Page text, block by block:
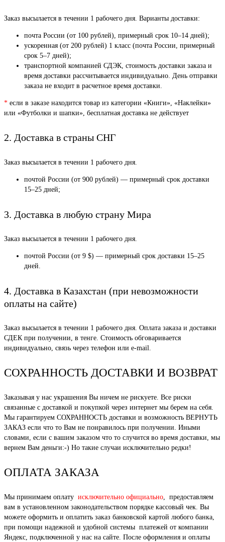
Заказ высылается в течении 1 рабочего дня. Варианты доставки:
почта России (от 100 рублей), примерный срок 10–14 дней);
ускоренная (от 200 рублей) 1 класс (почта России, примерный
срок 5–7 дней);
транспортной компанией СДЭК, стоимость доставки заказа и
время доставки рассчитывается индивидуально. День отправки
заказа не входит в расчетное время доставки.
* если в заказе находится товар из категории «Книги», «Наклейки»
или «Футболки и шапки», бесплатная доставка не действует
2. Доставка в страны СНГ
Заказ высылается в течении 1 рабочего дня.
почтой России (от 900 рублей) — примерный срок доставки
15–25 дней;
3. Доставка в любую страну Мира
Заказ высылается в течении 1 рабочего дня.
почтой России (от 9 $) — примерный срок доставки 15–25
дней.
4. Доставка в Казахстан (при невозможности
оплаты на сайте)
Заказ высылается в течении 1 рабочего дня. Оплата заказа и доставки
СДЕК при получении, в тенге. Стоимость обговаривается
индивидуально, связь через телефон или e-mail.
СОХРАННОСТЬ ДОСТАВКИ И ВОЗВРАТ
Заказывая у нас украшения Вы ничем не рискуете. Все риски
связанные с доставкой и покупкой через интернет мы берем на себя.
Мы гарантируем СОХРАННОСТЬ доставки и возможность ВЕРНУТЬ
ЗАКАЗ если что то Вам не понравилось при получении. Иными
словами, если с вашим заказом что то случится во время доставки, мы
вернем Вам деньги:-) Но такие случаи исключительно редки!
ОПЛАТА ЗАКАЗА
Мы принимаем оплату исключительно официально, предоставляем
вам в установленном законодательством порядке кассовый чек. Вы
можете оформить и оплатить заказ банковской картой любого банка,
при помощи надежной и удобной системы платежей от компании
Яндекс, подключенной у нас на сайте. После оформления и оплаты